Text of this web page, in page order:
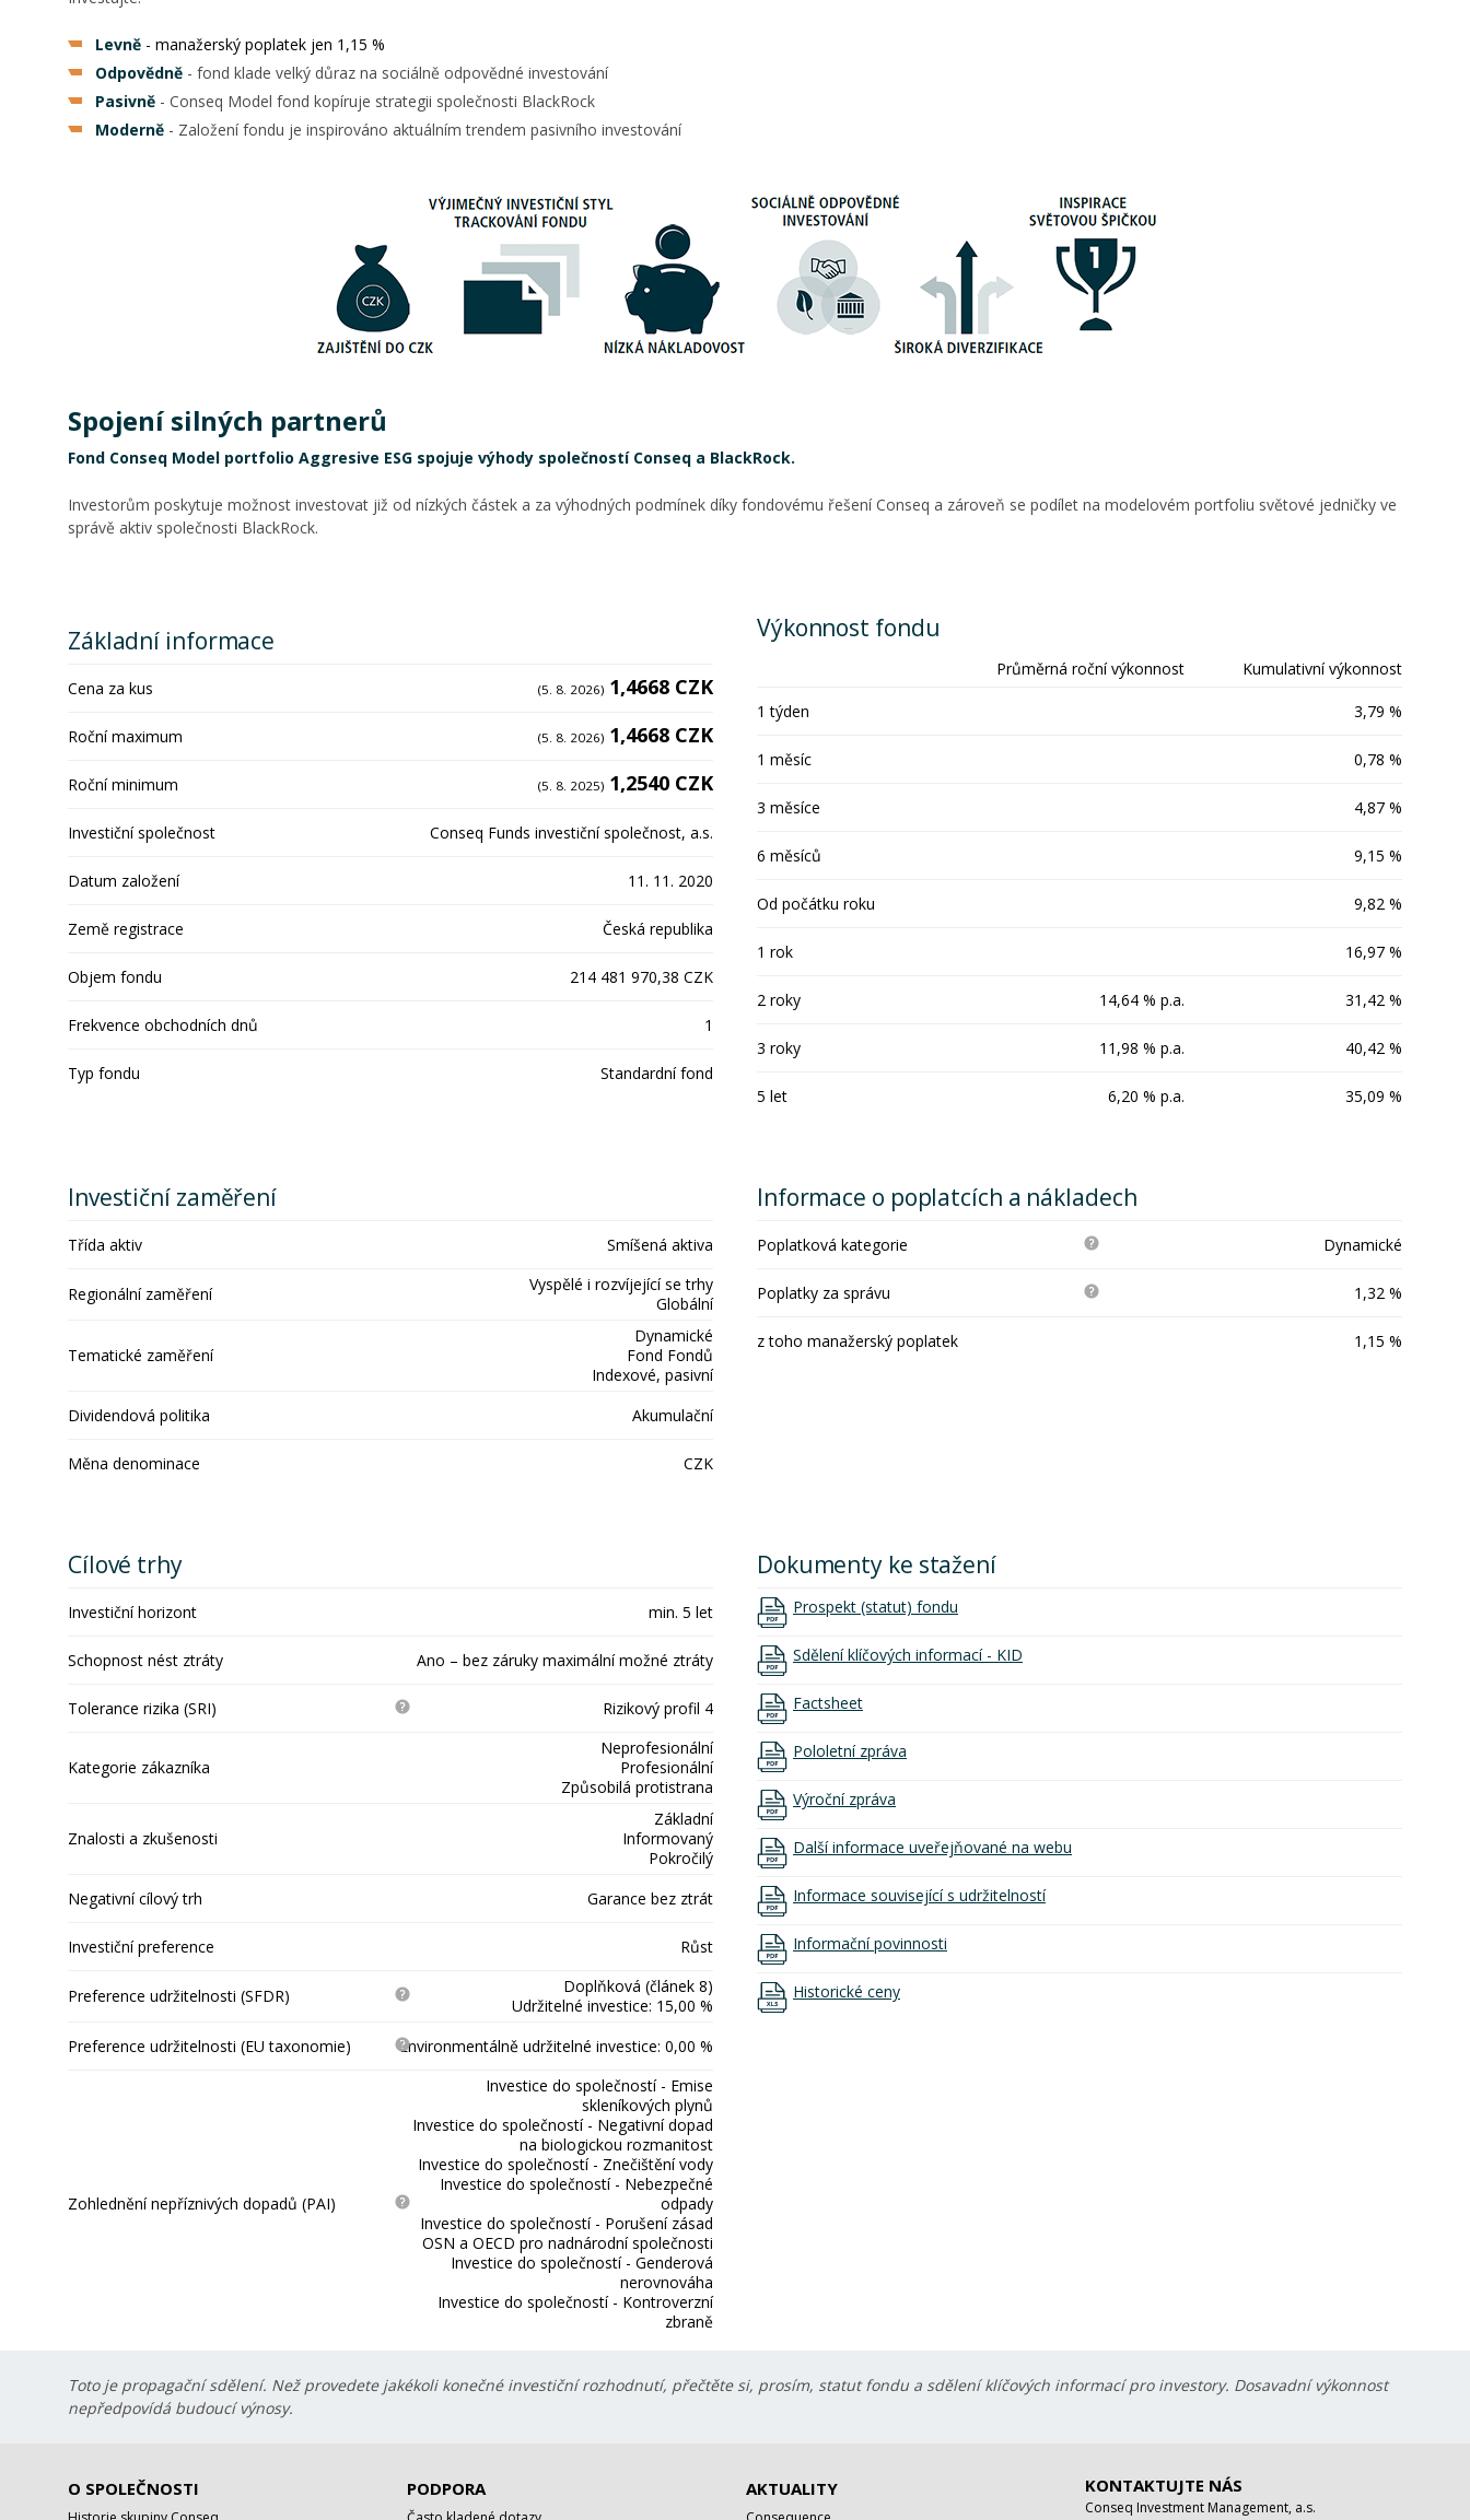
Levně - manažerský poplatek jen 1,15 %
Odpovědně - fond klade velký důraz na sociálně odpovědné investování
Pasivně - Conseq Model fond kopíruje strategii společnosti BlackRock
Moderně - Založení fondu je inspirováno aktuálním trendem pasivního investování
Spojení silných partnerů
Fond Conseq Model portfolio Aggresive ESG spojuje výhody společností Conseq a BlackRock.
Investorům poskytuje možnost investovat již od nízkých částek a za výhodných podmínek díky fondovému řešení Conseq a zároveň se podílet na modelovém portfoliu světové jedničky ve
správě aktiv společnosti BlackRock.
Základní informace
Cena za kus (5. 8. 2026) 1,4668 CZK
Roční maximum (5. 8. 2026) 1,4668 CZK
Roční minimum (5. 8. 2025) 1,2540 CZK
Investiční společnost Conseq Funds investiční společnost, a.s.
Datum založení 11. 11. 2020
Země registrace Česká republika
Objem fondu 214 481 970,38 CZK
Frekvence obchodních dnů 1
Typ fondu Standardní fond
Výkonnost fondu
Průměrná roční výkonnost Kumulativní výkonnost
1 týden 3,79 %
1 měsíc 0,78 %
3 měsíce 4,87 %
6 měsíců 9,15 %
Od počátku roku 9,82 %
1 rok 16,97 %
2 roky 14,64 % p.a. 31,42 %
3 roky 11,98 % p.a. 40,42 %
5 let 6,20 % p.a. 35,09 %
Investiční zaměření
Třída aktiv Smíšená aktiva
Regionální zaměření
Vyspělé i rozvíjející se trhy
Globální
Tematické zaměření
Dynamické
Fond Fondů
Indexové, pasivní
Dividendová politika
Akumulační
Měna denominace CZK
Informace o poplatcích a nákladech
Poplatková kategorie Dynamické
Poplatky za správu 1,32 %
z toho manažerský poplatek 1,15 %
Cílové trhy
Investiční horizont min. 5 let
Schopnost nést ztráty Ano – bez záruky maximální možné ztráty
Tolerance rizika (SRI) Rizikový profil 4
Kategorie zákazníka
Neprofesionální
Profesionální
Způsobilá protistrana
Znalosti a zkušenosti
Základní
Informovaný
Pokročilý
Negativní cílový trh
Garance bez ztrát
Investiční preference Růst
Preference udržitelnosti (SFDR)
Doplňková (článek 8)
Udržitelné investice: 15,00 %
Preference udržitelnosti (EU taxonomie)
Environmentálně udržitelné investice: 0,00 %
Zohlednění nepříznivých dopadů (PAI)
Investice do společností - Emise
skleníkových plynů
Investice do společností - Negativní dopad
na biologickou rozmanitost
Investice do společností - Znečištění vody
Investice do společností - Nebezpečné
odpady
Investice do společností - Porušení zásad
OSN a OECD pro nadnárodní společnosti
Investice do společností - Genderová
nerovnováha
Investice do společností - Kontroverzní
zbraně
Dokumenty ke stažení
Prospekt (statut) fondu
Sdělení klíčových informací - KID
Factsheet
Pololetní zpráva
Výroční zpráva
Další informace uveřejňované na webu
Informace související s udržitelností
Informační povinnosti
Historické ceny
Toto je propagační sdělení. Než provedete jakékoli konečné investiční rozhodnutí, přečtěte si, prosím, statut fondu a sdělení klíčových informací pro investory. Dosavadní výkonnost
nepředpovídá budoucí výnosy.
O SPOLEČNOSTI PODPORA AKTUALITY KONTAKTUJTE NÁS
Conseq Investment Management, a.s.